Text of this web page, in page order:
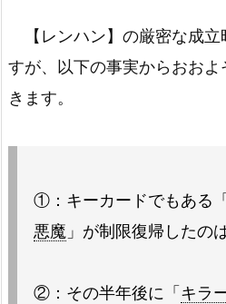
【レンハン】の厳密な成立
すが、以下の事実からおお
きます。
①：キーカードでもある「
悪魔 」が制限復帰したの
②：その半年後に「 キラ